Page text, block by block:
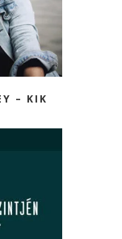
– KIK